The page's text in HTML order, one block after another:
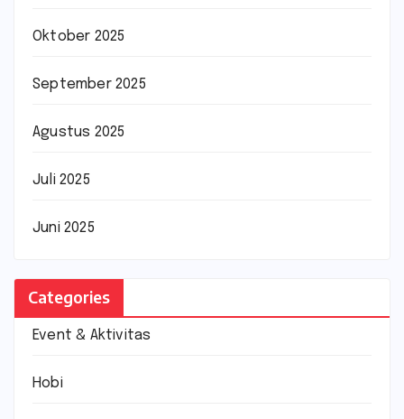
Oktober 2025
September 2025
Agustus 2025
Juli 2025
Juni 2025
Categories
Event & Aktivitas
Hobi